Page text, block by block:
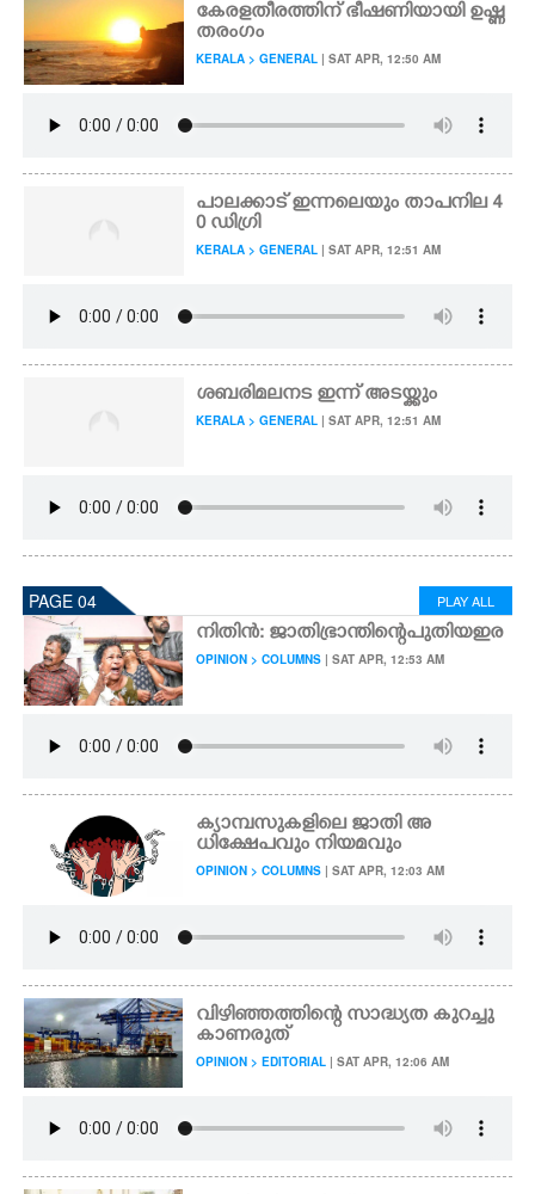
കേരളതീരത്തിന് ഭീഷണിയായി ഉഷ്ണ
തരംഗം
KERALA > GENERAL | SAT APR, 12:50 AM
പാലക്കാട് ഇന്നലെയും താപനില 4
0 ഡിഗ്രി
KERALA > GENERAL | SAT APR, 12:51 AM
ശബരിമലനട ഇന്ന് അടയ്ക്കും
KERALA > GENERAL | SAT APR, 12:51 AM
PAGE 04 PLAY ALL
നി​തി​ൻ​:​ ​ജാ​തി​ഭ്രാ​ന്തി​ന്റെ​ ​പു​തി​യ​ ​ഇര
OPINION > COLUMNS | SAT APR, 12:53 AM
ക്യാമ്പസുകളിലെ ജാതി അ
ധിക്ഷേപവും നിയമവും
OPINION > COLUMNS | SAT APR, 12:03 AM
വിഴിഞ്ഞത്തിന്റെ സാദ്ധ്യത കുറച്ചു
കാണരുത്
OPINION > EDITORIAL | SAT APR, 12:06 AM